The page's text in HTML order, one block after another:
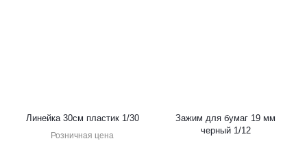
Линейка 30см пластик 1/30
Розничная цена
Зажим для бумаг 19 мм
черный 1/12